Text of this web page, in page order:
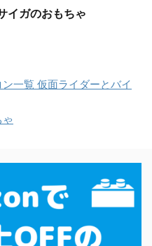
イガのおもちゃ
一覧 仮面ライダーとバイ